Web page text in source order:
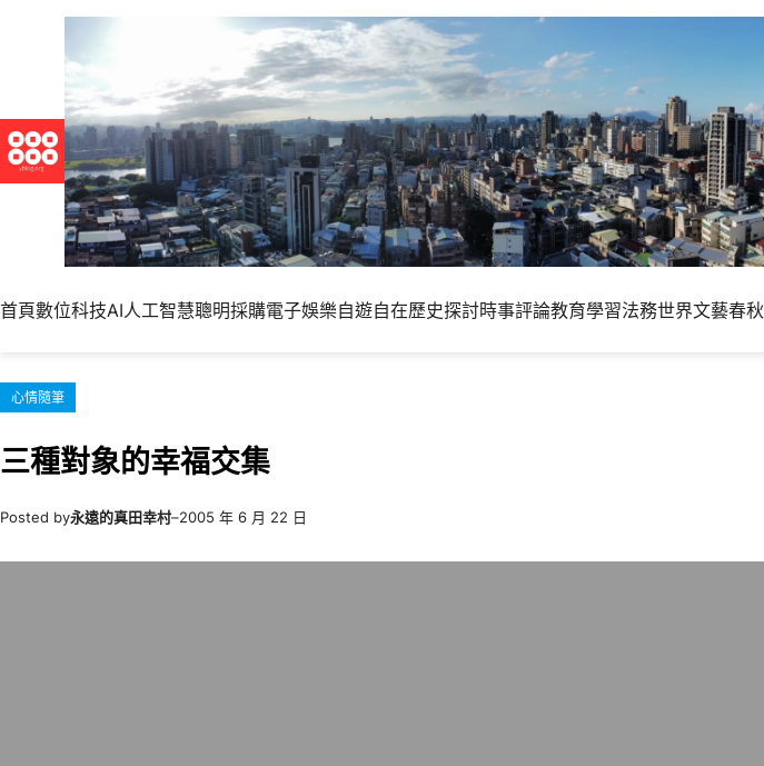
內
容
首頁數位科技AI人工智慧聰明採購電子娛樂自遊自在歷史探討時事評論教育學習法務世界文藝春秋
心情隨筆
三種對象的幸福交集
Posted by永遠的真田幸村–2005 年 6 月 22 日